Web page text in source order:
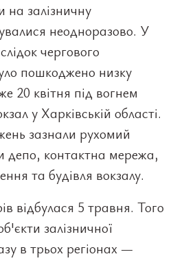
на залізничну
неодноразово. У
чергового
пошкоджено низку
20 квітня під вогнем
у Харківській області.
зазнали рухомий
депо, контактна мережа,
та будівля вокзалу.
відбулася 5 травня. Того
залізничної
в трьох регіонах —